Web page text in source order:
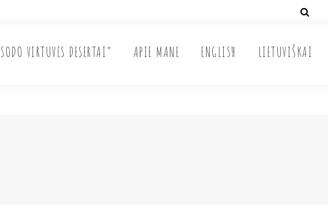
„SODO VIRTUVĖS DESERTAI“ APIE MANE ENGLISH LIETUVIŠKAI